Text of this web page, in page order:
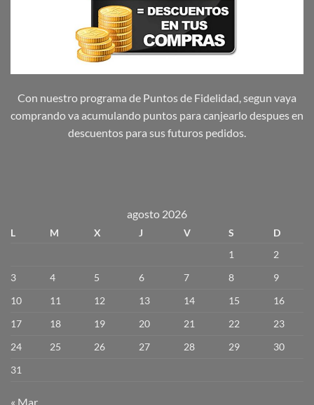
Con nuestro programa de Puntos de Fidelidad, segun vaya
comprando va acumulando puntos para canjearlo despues en
descuentos para sus futuros pedidos.
agosto 2026
L M X J V S
D
1
2
3
4 5 6 7 8
9
10
11 12 13 14 15
16
17
18 19 20 21 22
23
24
25 26 27 28 29
30
31
« Mar